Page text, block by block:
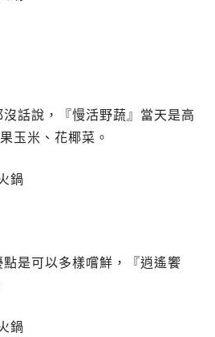
沒話說，『慢活野蔬』當天是高
玉米、花椰菜。
是可以多樣嚐鮮，『逍遙饗